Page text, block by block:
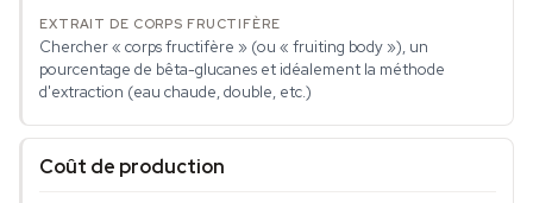
Chercher « corps fructifère » (ou « fruiting body »), un
pourcentage de bêta-glucanes et idéalement la méthode
d'extraction (eau chaude, double, etc.)
Coût de production